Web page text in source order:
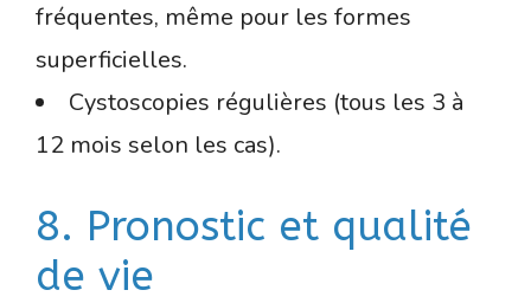
fréquentes, même pour les formes
superficielles.
Cystoscopies régulières (tous les 3 à
12 mois selon les cas).
8. Pronostic et qualité
de vie